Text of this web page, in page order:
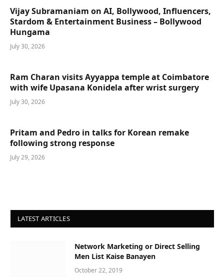
Vijay Subramaniam on AI, Bollywood, Influencers,
Stardom & Entertainment Business – Bollywood
Hungama
July 30, 2026
Ram Charan visits Ayyappa temple at Coimbatore
with wife Upasana Konidela after wrist surgery
July 30, 2026
Pritam and Pedro in talks for Korean remake
following strong response
July 29, 2026
LATEST ARTICLES
Network Marketing or Direct Selling
Men List Kaise Banayen
October 22, 2019